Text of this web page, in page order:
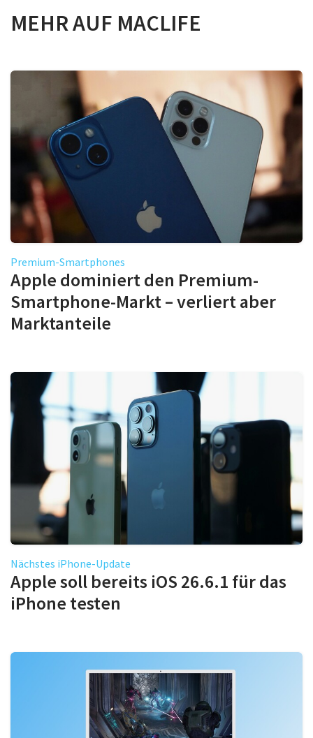
MEHR AUF MACLIFE
Premium-Smartphones
Apple dominiert den Premium-
Smartphone-Markt – verliert aber
Marktanteile
Nächstes iPhone-Update
Apple soll bereits iOS 26.6.1 für das
iPhone testen